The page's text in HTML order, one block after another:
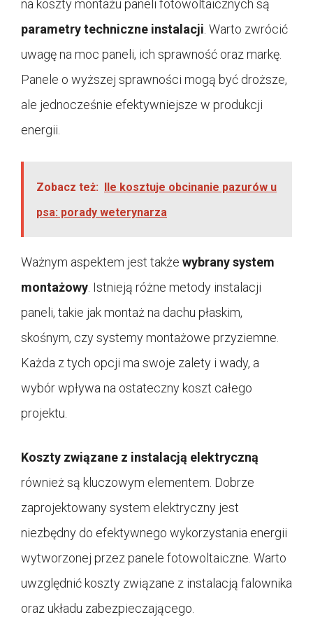
na koszty montażu paneli fotowoltaicznych są
parametry techniczne instalacji . Warto zwrócić
uwagę na moc paneli, ich sprawność oraz markę.
Panele o wyższej sprawności mogą być droższe,
ale jednocześnie efektywniejsze w produkcji
energii.
Zobacz też: Ile kosztuje obcinanie pazurów u
psa: porady weterynarza
Ważnym aspektem jest także wybrany system
montażowy . Istnieją różne metody instalacji
paneli, takie jak montaż na dachu płaskim,
skośnym, czy systemy montażowe przyziemne.
Każda z tych opcji ma swoje zalety i wady, a
wybór wpływa na ostateczny koszt całego
projektu.
Koszty związane z instalacją elektryczną
również są kluczowym elementem. Dobrze
zaprojektowany system elektryczny jest
niezbędny do efektywnego wykorzystania energii
wytworzonej przez panele fotowoltaiczne. Warto
uwzględnić koszty związane z instalacją falownika
oraz układu zabezpieczającego.